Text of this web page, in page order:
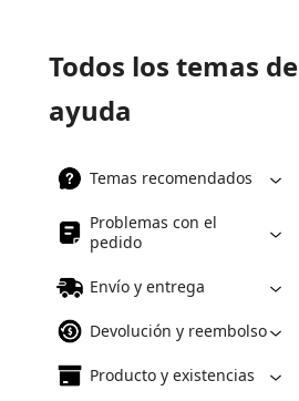
Todos los temas de
ayuda
Temas recomendados
Problemas con el
pedido
Envío y entrega
Devolución y reembolso
Producto y existencias